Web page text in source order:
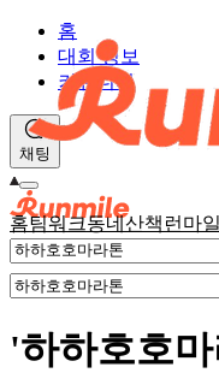
홈팀워크동네산책 런마일
홈
대회 정보
커뮤니티
채팅
'하하호호